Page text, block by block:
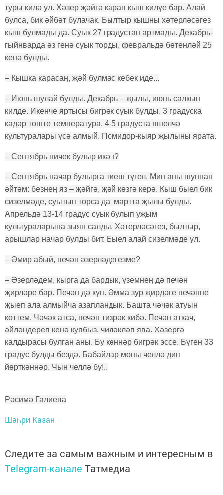
туры килә ул. Хәзер җәйгә карап кыш килүе бар. Алай
булса, бик әйбәт булачак. Былтыр кышны хәтерләсәгез
кыш булмады да. Суык 27 градустан артмады. Декабрь-
гыйнварда әз генә суык торды, февральдә бөтенләй 25
кенә булды.
– Кышка карасаң, җәй булмас кебек иде...
– Июнь шулай булды. Декабрь – җылы, июнь салкын
килде. Икенче яртысы бигрәк суык булды. 3 градуска
кадәр төште температура. 4-5 градуста яшелчә
культуралары үсә алмый. Помидор-кыяр җылыны ярата.
– Сентябрь ничек булыр икән?
– Сентябрь начар булырга тиеш түгел. Мин аны шуннан
әйтәм: безнең яз – җәйгә, җәй көзгә керә. Кыш быел бик
сизелмәде, суытып торса да, мартта җылы булды.
Апрельдә 13-14 градус суык булып уҗым
культураларына зыян салды. Хәтерләсәгез, былтыр,
арышлар начар булды бит. Быел алай сизелмәде ул.
– Әмир абый, печән әзерләдегезме?
– Әзерләдем, кырга да бардык, үземнең дә печән
җирләре бар. Печән дә күп. Әмма зур җирдәге печәнне
җыеп ала алмыйча азапландык. Башта чәчәк атуын
көттем. Чәчәк атса, печән тизрәк кибә. Печән аткач,
әйләндереп кенә куябыз, чиләкләп ява. Хәзергә
калдырасы булган аны. Бу көннәр бигрәк эссе. Бүген 33
градус булды бездә. Бабайлар моны челлә дип
йөрткәннәр. Чын челлә бу!..
Рәсимә Галиева
Шәһри Казан
Следите за самым важным и интересным в
Telegram-канале Татмедиа